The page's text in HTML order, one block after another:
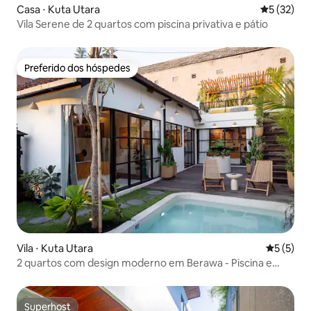
Casa ⋅ Kuta Utara 5 de uma
5 (32)
Vila Serene de 2 quartos com piscina privativa e pátio
Preferido dos hóspedes
Preferido dos hóspedes
Vila ⋅ Kuta Utara 5 de
5 (5)
2 quartos com design moderno em Berawa - Piscina e
Superhost